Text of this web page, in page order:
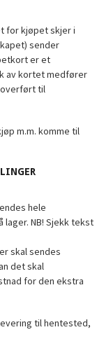
for kjøpet skjer i
sender
er et
av kortet medfører
til
m.m. komme til
hele
NB! Sjekk tekst
skal sendes
det skal
for den ekstra
til hentested,